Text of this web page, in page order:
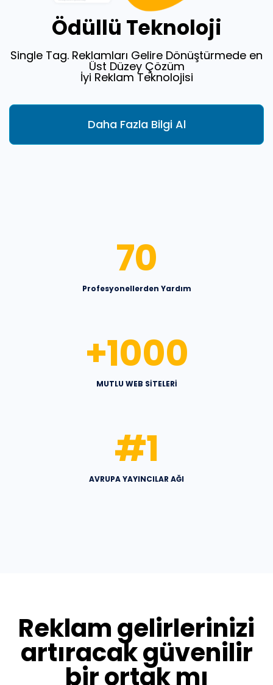
Ödüllü Teknoloji
Single Tag. Reklamları Gelire Dönüştürmede en
Üst Düzey Çözüm
İyi Reklam Teknolojisi
Daha Fazla Bilgi Al
Profesyonellerden Yardım
70
MUTLU WEB SİTELERİ
+1000
AVRUPA YAYINCILAR AĞI
#1
Reklam gelirlerinizi
artıracak güvenilir
bir ortak mı